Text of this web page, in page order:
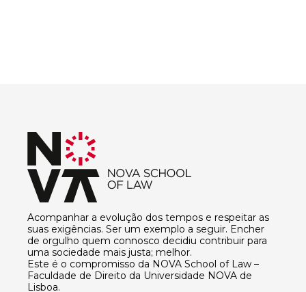
Acompanhar a evolução dos tempos e respeitar as
suas exigências. Ser um exemplo a seguir. Encher
de orgulho quem connosco decidiu contribuir para
uma sociedade mais justa; melhor.
Este é o compromisso da NOVA School of Law –
Faculdade de Direito da Universidade NOVA de
Lisboa.